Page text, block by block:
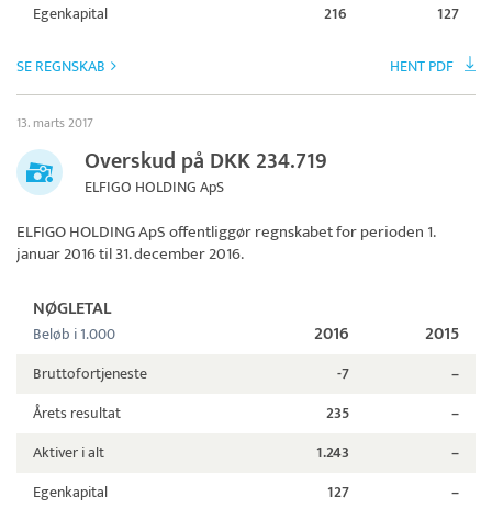
Egenkapital
216 127
SE REGNSKAB HENT PDF
13. marts 2017
Overskud på DKK 234.719
ELFIGO HOLDING ApS
ELFIGO HOLDING ApSoffentliggør regnskabet for perioden 1.
januar 2016 til 31. december 2016.
NØGLETAL
Beløb i 1.000 2016 2015
Bruttofortjeneste -7
–
Årets resultat
235
–
Aktiver i alt
1.243
–
Egenkapital
127 –